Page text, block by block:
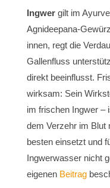
Ingwergilt im
Agnideepana-
innen, regt die
Gallenfluss
direkt beeinflusst.
wirksam: Sein
im frischen Ingwer –
dem Verzehr im Blut
besten einsetzt und
Ingwerwasser nicht
eigenen Beitrag